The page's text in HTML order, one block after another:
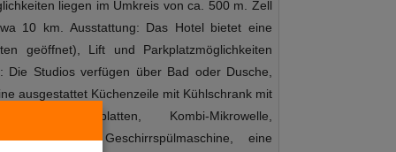
liegen im Umkreis von ca. 500 m. Zell
10 km. Ausstattung: Das Hotel bietet eine
geöffnet), Lift und Parkplatzmöglichkeiten
Die Studios verfügen über Bad oder Dusche,
ausgestattet Küchenzeile mit Kühlschrank mit
4 Kochplatten, Kombi-Mikrowelle,
Wasserkocher, Geschirrspülmaschine, eine